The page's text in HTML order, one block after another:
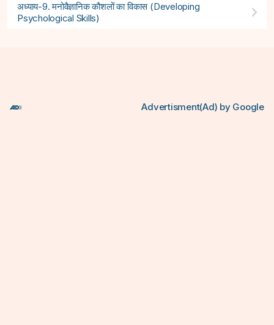
अध्याय-9. मनोवैज्ञानिक कौशलों का विकास (Developing
Psychological Skills)
Advertisment(Ad) by Google